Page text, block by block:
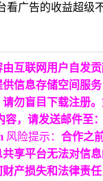
广告的收益超级不
由互联网用户自发
信息存储空间服
勿盲目下载注册
，请发送邮件至：
风险提示： 合作之
享平台无法对信
产损失和法律责